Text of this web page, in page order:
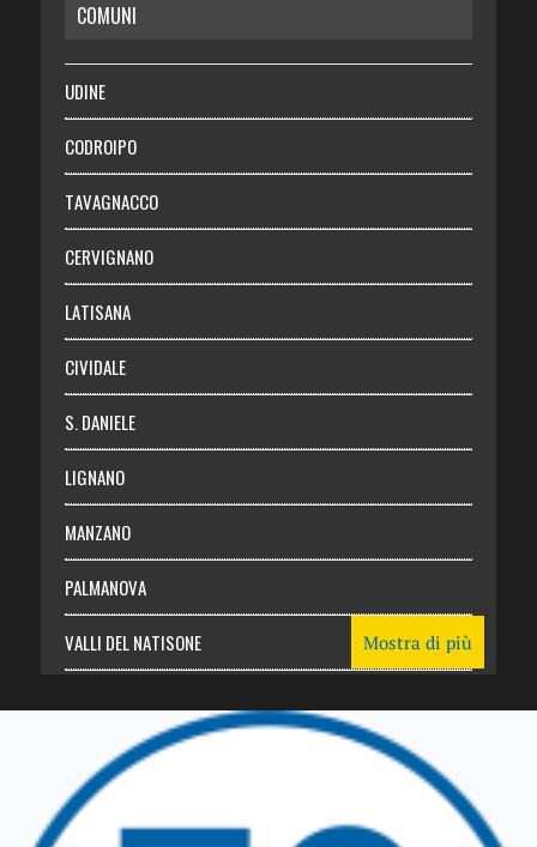
RISPARMIO
SALUTE
Necrologie
Chi siamo
Abbonati
Login
COMUNI
UDINE
CODROIPO
TAVAGNACCO
CERVIGNANO
LATISANA
CIVIDALE
S. DANIELE
LIGNANO
MANZANO
PALMANOVA
VALLI DEL NATISONE
TRICESIMO
TARCENTO
Mostra di più